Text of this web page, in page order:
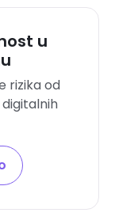
u
rizika od